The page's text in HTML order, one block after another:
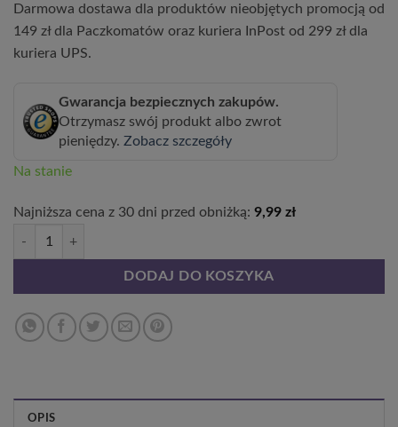
Darmowa dostawa dla produktów nieobjętych promocją od
149 zł dla Paczkomatów oraz kuriera InPost od 299 zł dla
kuriera UPS.
Gwarancja bezpiecznych zakupów.
Otrzymasz swój produkt albo zwrot
pieniędzy. Zobacz szczegóły
Na stanie
Najniższa cena z 30 dni przed obniżką: 9,99 zł
ilość Trytoma groniasta Red Hot Poker poj, P9/C1
DODAJ DO KOSZYKA
OPIS